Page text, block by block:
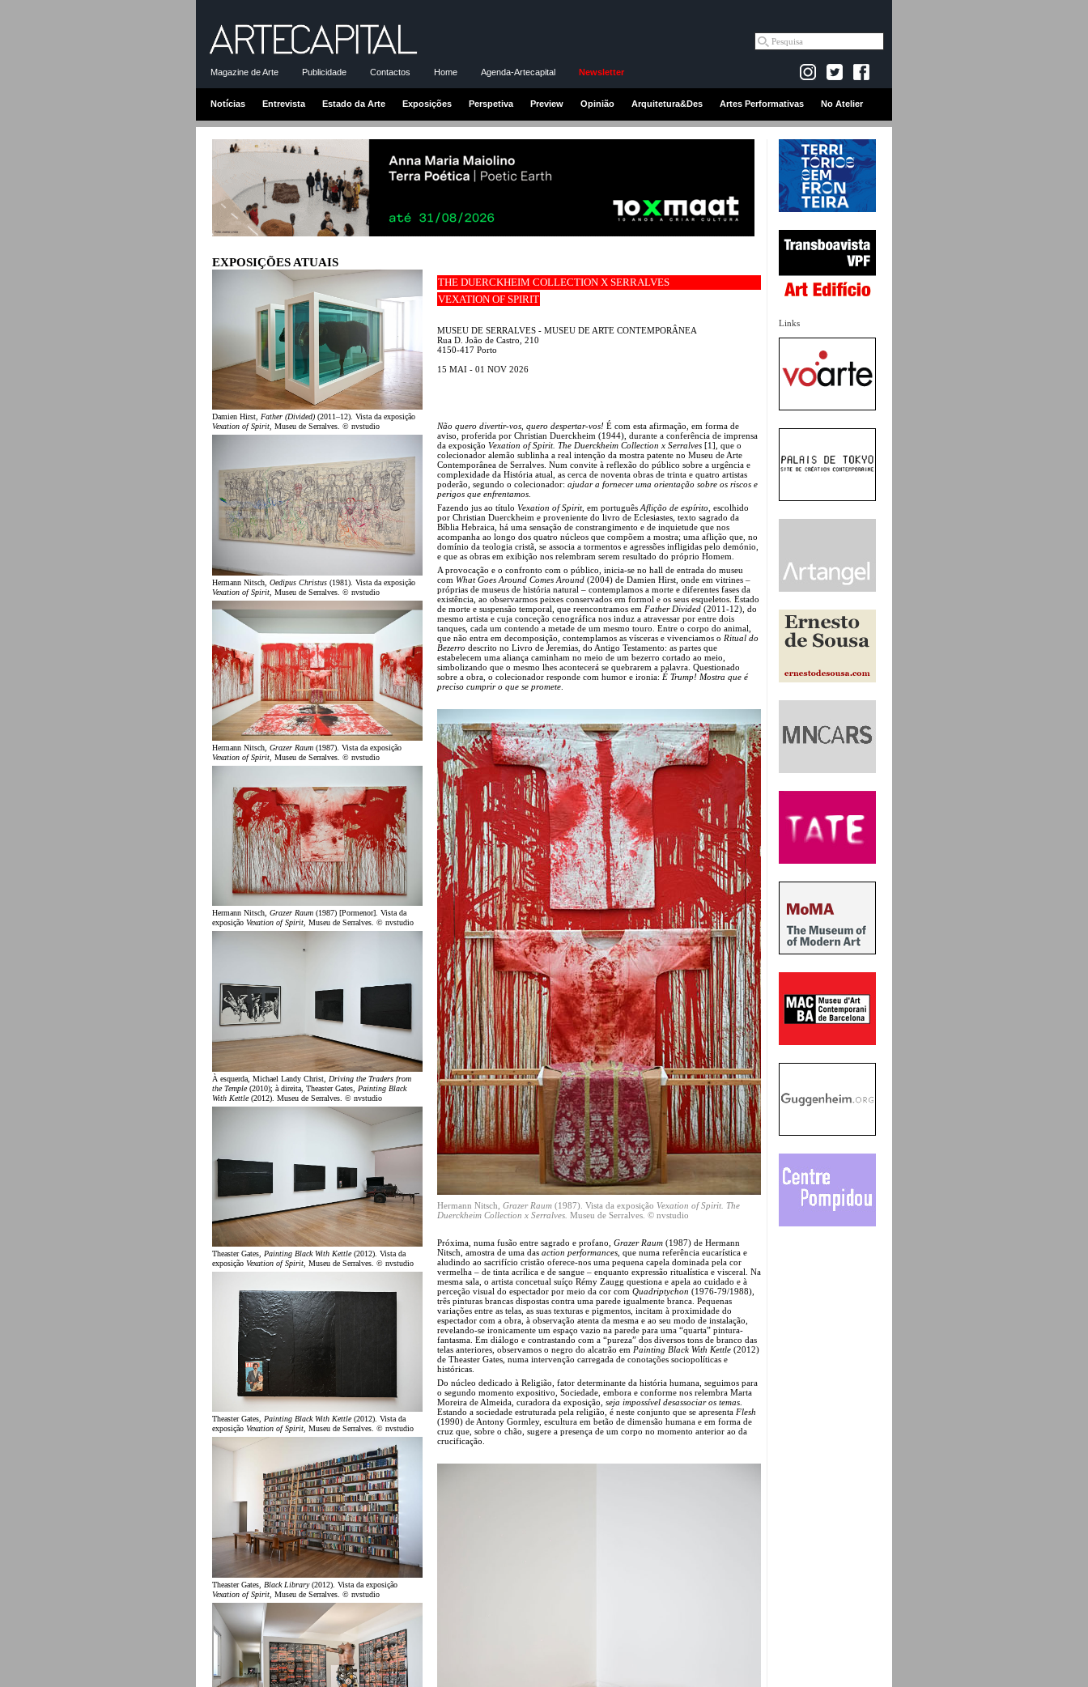
Magazine de Arte Publicidade Contactos Home Agenda-Artecapital Newsletter
Notícias Entrevista Estado da Arte Exposições Perspetiva Preview Opinião Arquitetura&Des Artes Performativas No Atelier
Links
EXPOSIÇÕES ATUAIS
Damien Hirst, Father (Divided) (2011–12). Vista da exposição
Vexation of Spirit, Museu de Serralves. © nvstudio
Hermann Nitsch, Oedipus Christus (1981). Vista da exposição
Vexation of Spirit , Museu de Serralves. © nvstudio
Hermann Nitsch, Grazer Raum (1987). Vista da exposição
Vexation of Spirit , Museu de Serralves. © nvstudio
Hermann Nitsch, Grazer Raum (1987) [Pormenor]. Vista da
exposição Vexation of Spirit, Museu de Serralves. © nvstudio
À esquerda, Michael Landy Christ, Driving the Traders from
the Temple(2010); à direita, Theaster Gates, Painting Black
With Kettle(2012). Museu de Serralves. © nvstudio
Theaster Gates, Painting Black With Kettle(2012). Vista da
exposição Vexation of Spirit , Museu de Serralves. © nvstudio
Theaster Gates, Painting Black With Kettle(2012). Vista da
exposição Vexation of Spirit, Museu de Serralves. © nvstudio
Theaster Gates, Black Library(2012). Vista da exposição
Vexation of Spirit , Museu de Serralves. © nvstudio
THE DUERCKHEIM COLLECTION X SERRALVES
VEXATION OF SPIRIT
MUSEU DE SERRALVES - MUSEU DE ARTE CONTEMPORÂNEA
Rua D. João de Castro, 210
4150-417 Porto
15 MAI - 01 NOV 2026
Não quero divertir-vos, quero despertar-vos! É com esta afirmação, em forma de
aviso, proferida por Christian Duerckheim (1944), durante a conferência de imprensa
da exposição Vexation of Spirit. The Duerckheim Collection x Serralves [1], que o
colecionador alemão sublinha a real intenção da mostra patente no Museu de Arte
Contemporânea de Serralves. Num convite à reflexão do público sobre a urgência e
complexidade da História atual, as cerca de noventa obras de trinta e quatro artistas
poderão, segundo o colecionador: ajudar a fornecer uma orientação sobre os riscos e
perigos que enfrentamos
Fazendo jus ao título Vexation of Spirit, em português Aflição de espírito , escolhido
por Christian Duerckheim e proveniente do livro de Eclesiastes, texto sagrado da
Bíblia Hebraica, há uma sensação de constrangimento e de inquietude que nos
acompanha ao longo dos quatro núcleos que compõem a mostra; uma aflição que, no
domínio da teologia cristã, se associa a tormentos e agressões infligidas pelo demónio,
e que as obras em exibição nos relembram serem resultado do próprio Homem.
A provocação e o confronto com o público, inicia-se no hall de entrada do museu
com What Goes Around Comes Around (2004) de Damien Hirst, onde em vitrines –
próprias de museus de história natural – contemplamos a morte e diferentes fases da
existência, ao observarmos peixes conservados em formol e os seus esqueletos. Estado
de morte e suspensão temporal, que reencontramos em Father Divided (2011-12), do
mesmo artista e cuja conceção cenográfica nos induz a atravessar por entre dois
tanques, cada um contendo a metade de um mesmo touro. Entre o corpo do animal,
que não entra em decomposição, contemplamos as vísceras e vivenciamos o Ritual do
Bezerro descrito no Livro de Jeremias, do Antigo Testamento: as partes que
estabelecem uma aliança caminham no meio de um bezerro cortado ao meio,
simbolizando que o mesmo lhes acontecerá se quebrarem a palavra. Questionado
sobre a obra, o colecionador responde com humor e ironia: É Trump! Mostra que é
preciso cumprir o que se promete
Hermann Nitsch, Grazer Raum (1987). Vista da exposição Vexation of Spirit . The
Duerckheim Collection x Serralves. Museu de Serralves. © nvstudio
Próxima, numa fusão entre sagrado e profano, Grazer Raum (1987) de Hermann
Nitsch, amostra de uma das action performances , que numa referência eucarística e
aludindo ao sacrifício cristão oferece-nos uma pequena capela dominada pela cor
vermelha – de tinta acrílica e de sangue – enquanto expressão ritualística e visceral. Na
mesma sala, o artista concetual suíço Rémy Zaugg questiona e apela ao cuidado e à
perceção visual do espectador por meio da cor com Quadriptychon (1976-79/1988),
três pinturas brancas dispostas contra uma parede igualmente branca. Pequenas
variações entre as telas, as suas texturas e pigmentos, incitam à proximidade do
espectador com a obra, à observação atenta da mesma e ao seu modo de instalação,
revelando-se ironicamente um espaço vazio na parede para uma “quarta” pintura-
fantasma. Em diálogo e contrastando com a “pureza” dos diversos tons de branco das
telas anteriores, observamos o negro do alcatrão em Painting Black With Kettle (2012)
de Theaster Gates, numa intervenção carregada de conotações sociopolíticas e
históricas.
Do núcleo dedicado à Religião, fator determinante da história humana, seguimos para
o segundo momento expositivo, Sociedade, embora e conforme nos relembra Marta
Moreira de Almeida, curadora da exposição, seja impossível desassociar os temas
Estando a sociedade estruturada pela religião, é neste conjunto que se apresenta Flesh
(1990) de Antony Gormley, escultura em betão de dimensão humana e em forma de
cruz que, sobre o chão, sugere a presença de um corpo no momento anterior ao da
crucificação.